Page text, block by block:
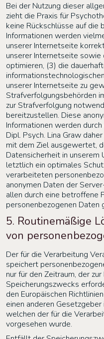
Bei der Nutzung dieser
zieht die Praxis für
keine Rückschlüsse auf die
Informationen werden
unserer Internetseite
unserer Internetseite sowie
optimieren, (3) die
unserer Internetseite zu
Strafverfolgungsbehörden
zur Strafverfolgung
bereitzustellen. Diese
Informationen werden durch
Dipl. Psych. Lina Graw
mit dem Ziel ausgewertet,
Datensicherheit in unserem
letztlich ein optimales
verarbeiteten
anonymen Daten der
allen durch eine betroffene
personenbezogenen Daten
5. Routinemäßige
von
Der für die Verarbeitung
speichert
nur für den Zeitraum, der
Speicherungszwecks
den Europäischen
einen anderen
welchen der für die
vorgesehen wurde.